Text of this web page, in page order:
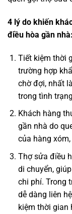
4 lý do khiến
điều hòa gần nhà:
Tiết kiệm thời
trường hợp
chờ đợi, nhất
trong tình
Khách hàng
gần nhà do
của hàng
Thợ sửa điều
di chuyển,
chi phí. Trong
dễ dàng liên
kiệm thời gian